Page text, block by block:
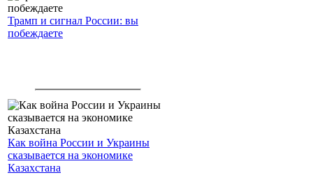
Трамп и сигнал России: вы
побеждаете
Как война России и Украины
сказывается на экономике
Казахстана